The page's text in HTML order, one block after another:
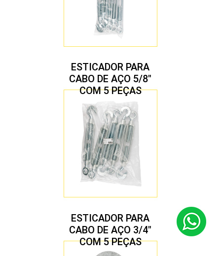
ESTICADOR PARA
CABO DE AÇO 5/8″
COM 5 PEÇAS
ESTICADOR PARA
CABO DE AÇO 3/4″
COM 5 PEÇAS